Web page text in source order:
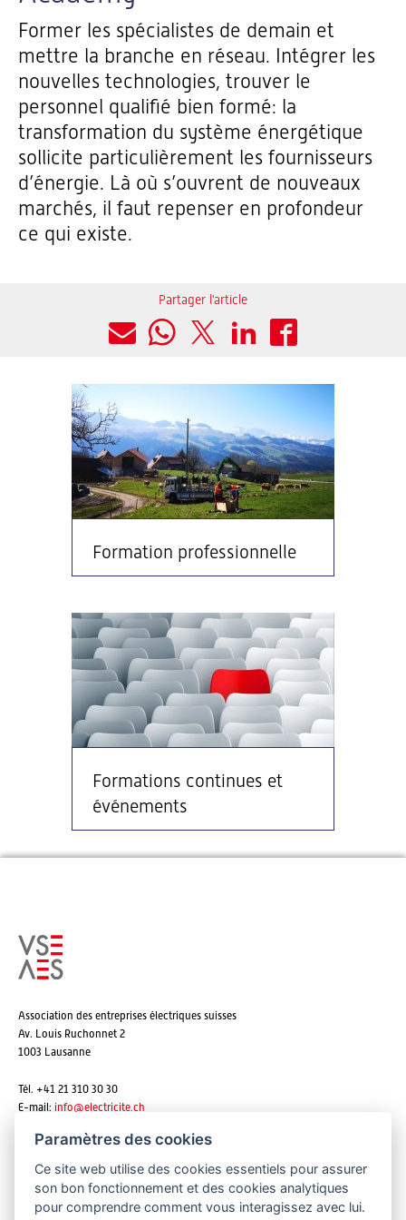
Former les spécialistes de demain et
mettre la branche en réseau. Intégrer les
nouvelles technologies, trouver le
personnel qualifié bien formé: la
transformation du système énergétique
sollicite particulièrement les fournisseurs
d’énergie. Là où s’ouvrent de nouveaux
marchés, il faut repenser en profondeur
ce qui existe.
Partager l'article
Formation professionnelle
Formations continues et
événements
Association des entreprises électriques suisses
Av. Louis Ruchonnet 2
1003 Lausanne
Tél. +41 21 310 30 30
E-mail: info@electricite.ch
S'abonner aux newsletters
Paramètres des cookies
Ce site web utilise des cookies essentiels pour assurer
son bon fonctionnement et des cookies analytiques
pour comprendre comment vous interagissez avec lui.